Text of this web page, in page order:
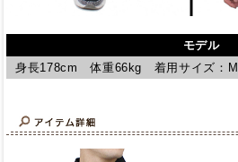
モデル
身長178cm 体重66kg 着用サイズ：M